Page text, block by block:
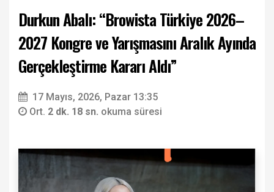
Durkun Abalı: “Browista Türkiye 2026–
2027 Kongre ve Yarışmasını Aralık Ayında
Gerçekleştirme Kararı Aldı”
17 Mayıs, 2026, Pazar 13:35
Ort. 2 dk. 18 sn. okuma süresi